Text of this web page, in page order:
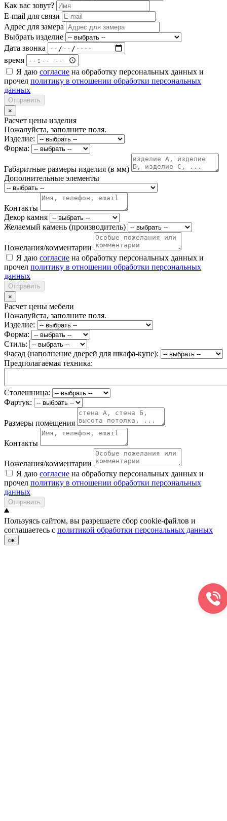
Как вас зовут?
E-mail для связи
Адрес для замера
Выбрать изделие
Дата звонка
время
Я даю согласие на обработку персональных данных и
прочел политику в отношении обработки персональных
данных
Отправить
×
Расчет цены изделия
Пожалуйста, заполните поля.
Изделие:
Форма:
Габаритные размеры изделия (в мм)
Дополнительные элементы
Контакты
Декор камня
Желаемый камень (производитель)
Пожелания/комментарии
Я даю согласие на обработку персональных данных и
прочел политику в отношении обработки персональных
данных
Отправить
×
Расчет цены мебели
Пожалуйста, заполните поля.
Изделие:
Форма:
Стиль:
Фасад (наполнение дверей для шкафа-купе):
Предполагаемая техника:
Столешница:
Фартук:
Размеры помещения
Контакты
Пожелания/комментарии
Я даю согласие на обработку персональных данных и
прочел политику в отношении обработки персональных
данных
Отправить
Пользуясь сайтом, вы разрешаете сбор cookie-файлов и
соглашаетесь с политикой обработки персональных данных
ок